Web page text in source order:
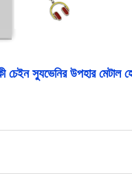
স্যুভেনির উপহার মেটাল